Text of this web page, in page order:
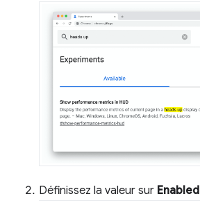
Définissez la valeur sur Enabled